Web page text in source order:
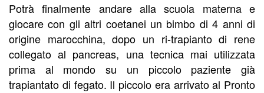
Potrà finalmente andare alla scuola materna e
giocare con gli altri coetanei un bimbo di 4 anni di
origine marocchina, dopo un ri-trapianto di rene
collegato al pancreas, una tecnica mai utilizzata
prima al mondo su un piccolo paziente già
trapiantato di fegato. Il piccolo era arrivato al Pronto